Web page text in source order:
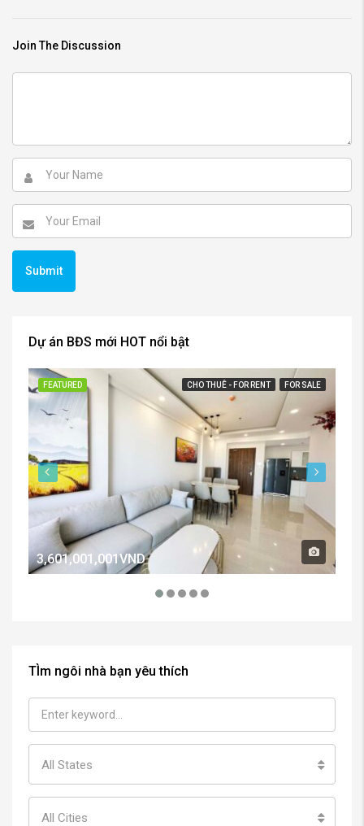
Join The Discussion
Dự án BĐS mới HOT nổi bật
FEATURED CHO THUÊ - FOR RENT FOR SALE
3,601,001,001VND
TÌm ngôi nhà bạn yêu thích
All States
All Cities